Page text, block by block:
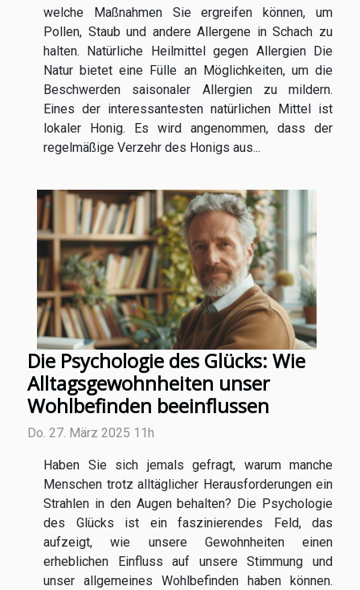
welche Maßnahmen Sie ergreifen können, um
Pollen, Staub und andere Allergene in Schach zu
halten. Natürliche Heilmittel gegen Allergien Die
Natur bietet eine Fülle an Möglichkeiten, um die
Beschwerden saisonaler Allergien zu mildern.
Eines der interessantesten natürlichen Mittel ist
lokaler Honig. Es wird angenommen, dass der
regelmäßige Verzehr des Honigs aus...
Die Psychologie des Glücks: Wie
Alltagsgewohnheiten unser
Wohlbefinden beeinflussen
Do. 27. März 2025 11h
Haben Sie sich jemals gefragt, warum manche
Menschen trotz alltäglicher Herausforderungen ein
Strahlen in den Augen behalten? Die Psychologie
des Glücks ist ein faszinierendes Feld, das
aufzeigt, wie unsere Gewohnheiten einen
erheblichen Einfluss auf unsere Stimmung und
unser allgemeines Wohlbefinden haben können.